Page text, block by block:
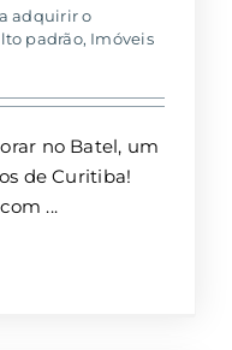
adquirir o
padrão, Imóveis
no Batel, um
de Curitiba!
com